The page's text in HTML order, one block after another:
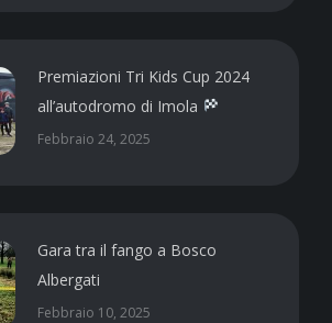
Premiazioni Tri Kids Cup 2024
all’autodromo di Imola
Febbraio 24, 2025
Gara tra il fango a Bosco
Albergati
Febbraio 10, 2025